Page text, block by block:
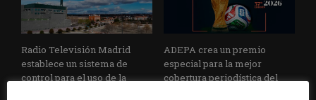
Radio Televisión Madrid
establece un sistema de
control para el uso de la
ADEPA crea un premio
especial para la mejor
cobertura periodística del